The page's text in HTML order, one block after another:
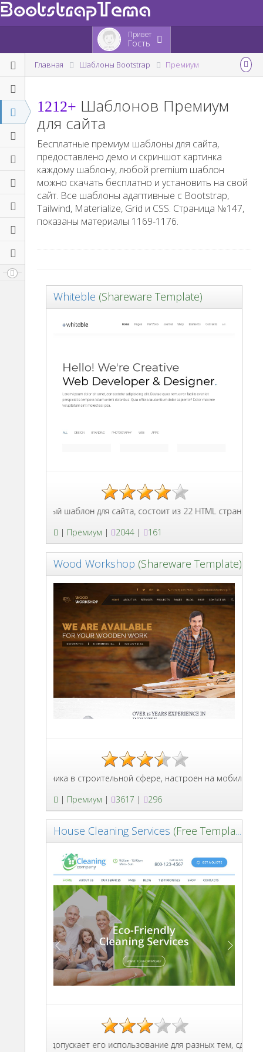
BootstrapTema
Привет
Гость
Главная Шаблоны Bootstrap Премиум
1212+ Шаблонов Премиум
для сайта
Бесплатные премиум шаблоны для сайта,
предоставлено демо и скриншот картинка
каждому шаблону, любой premium шаблон
можно скачать бесплатно и установить на свой
сайт. Все шаблоны адаптивные с Bootstrap,
Tailwind, Materialize, Grid и CSS. Страница №147,
показаны материалы 1169-1176.
Whiteble (Shareware Template)
шаблон для сайта, состоит из 22 HTML страниц с
| Премиум | 2044 | 161
Wood Workshop (Shareware Template)
подрячика в строительной сфере, настроен на мобильные
| Премиум | 3617 | 296
House Cleaning Services (Free Template)
допускает его использование для разных тем, сделано